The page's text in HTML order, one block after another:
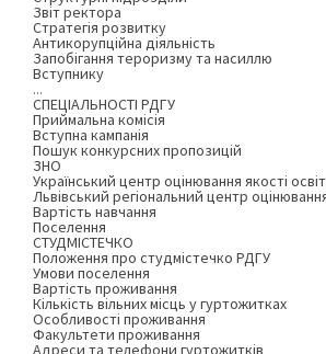
Звіт ректора
Стратегія розвитку
Антикорупційна діяльність
Запобігання тероризму та насиллю
Вступнику
...
СПЕЦІАЛЬНОСТІ РДГУ
Приймальна комісія
Вступна кампанія
Пошук конкурсних пропозицій
ЗНО
Український центр оцінювання якості
Львівський регіональний центр
Вартість навчання
Поселення
СТУДМІСТЕЧКО
Положення про студмістечко РДГУ
Умови поселення
Вартість проживання
Кількість вільних місць у гуртожитках
Особливості проживання
Факультети проживання
Адреси та телефони гуртожитків